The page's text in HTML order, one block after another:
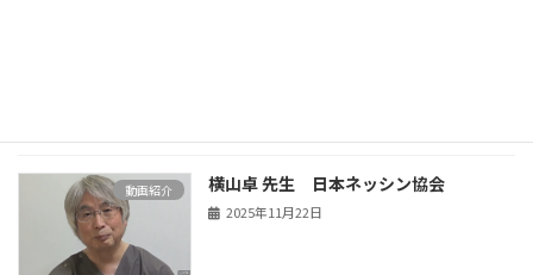
動画紹介 横山卓 先生 日本ネッシン協会
2025年11月22日